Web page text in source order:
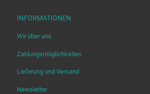
INFORMATIONEN
Wir über uns
Zahlungsmöglichkeiten
Lieferung und Versand
Newsletter